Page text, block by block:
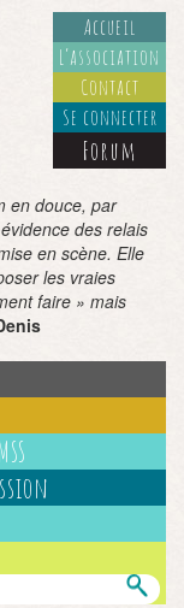
Accueil
L’association
Contact
Se connecter
Forum
en douce, par
des relais
en scène. Elle
les vraies
faire » mais